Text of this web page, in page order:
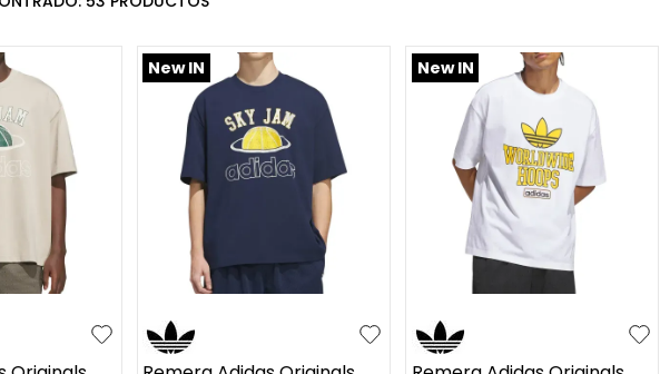
XL
New IN
M
New IN
S